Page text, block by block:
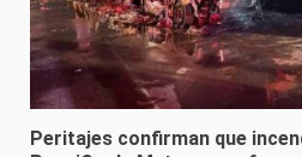
Peritajes confirman que